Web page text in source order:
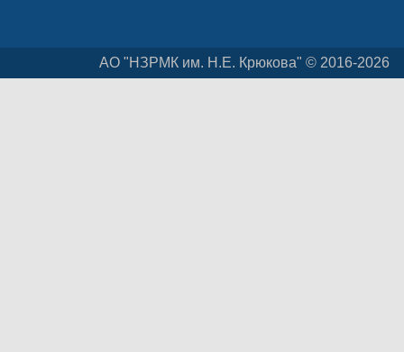
АО "НЗРМК им. Н.Е. Крюкова" © 2016-2026